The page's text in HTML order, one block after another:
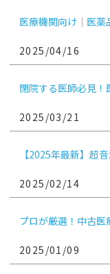
医療機関向け｜医
2025/04/16
閉院する医師必見
2025/03/21
【2025年最新】超
2025/02/14
プロが厳選！中古
2025/01/09